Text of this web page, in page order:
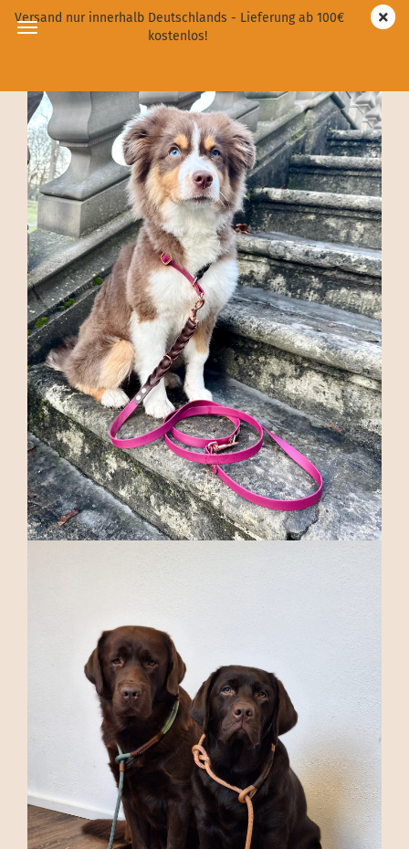
Versand nur innerhalb Deutschlands - Lieferung ab 100€
kostenlos!